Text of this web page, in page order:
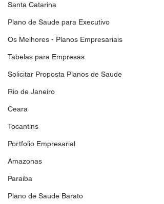
Santa Catarina
Plano de Saude para Executivo
Os Melhores - Planos Empresariais
Tabelas para Empresas
Solicitar Proposta Planos de Saude
Rio de Janeiro
Ceara
Tocantins
Portfolio Empresarial
Amazonas
Paraiba
Plano de Saude Barato